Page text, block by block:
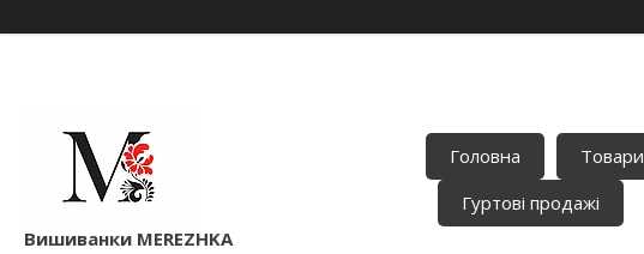
Вишиванки MEREZHKA
Головна Товари
Гуртові продажі